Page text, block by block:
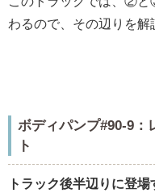
わるので、その辺りを解
ボディパンプ#90-9：
ト
トラック後半辺りに登